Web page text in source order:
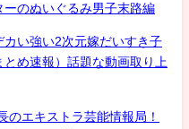
のぬいぐるみ男子末路編
い強い2次元嫁だいすき子
め速報）話題な動画取り上
のエキストラ芸能情報局！